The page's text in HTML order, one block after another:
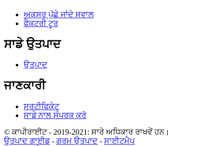
ਅਕਸਰ ਪੁੱਛੇ ਜਾਂਦੇ ਸਵਾਲ
ਫੈਕਟਰੀ ਟੂਰ
ਸਾਡੇ ਉਤਪਾਦ
ਉਤਪਾਦ
ਜਾਣਕਾਰੀ
ਸਰਟੀਫਿਕੇਟ
ਸਾਡੇ ਨਾਲ ਸੰਪਰਕ ਕਰੋ
© ਕਾਪੀਰਾਈਟ - 2019-2021: ਸਾਰੇ ਅਧਿਕਾਰ ਰਾਖਵੇਂ ਹਨ।
ਉਤਪਾਦ ਗਾਈਡ- ਗਰਮ ਉਤਪਾਦ - ਸਾਈਟਮੈਪ